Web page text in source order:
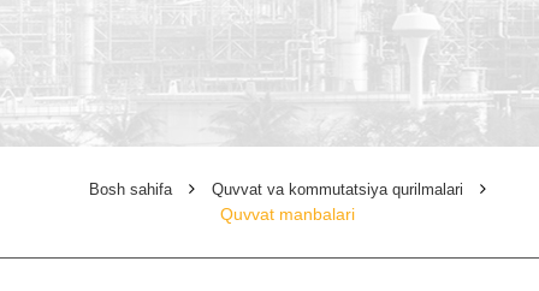
Bosh sahifa Quvvat va kommutatsiya qurilmalari
Quvvat manbalari